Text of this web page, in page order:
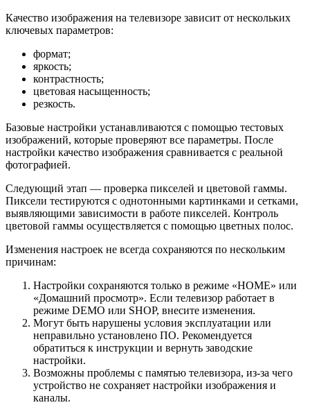
Качество изображения на телевизоре зависит от нескольких
ключевых параметров:
формат;
яркость;
контрастность;
цветовая насыщенность;
резкость.
Базовые настройки устанавливаются с помощью тестовых
изображений, которые проверяют все параметры. После
настройки качество изображения сравнивается с реальной
фотографией.
Следующий этап — проверка пикселей и цветовой гаммы.
Пиксели тестируются с однотонными картинками и сетками,
выявляющими зависимости в работе пикселей. Контроль
цветовой гаммы осуществляется с помощью цветных полос.
Изменения настроек не всегда сохраняются по нескольким
причинам:
Настройки сохраняются только в режиме «HOME» или
«Домашний просмотр». Если телевизор работает в
режиме DEMO или SHOP, внесите изменения.
Могут быть нарушены условия эксплуатации или
неправильно установлено ПО. Рекомендуется
обратиться к инструкции и вернуть заводские
настройки.
Возможны проблемы с памятью телевизора, из-за чего
устройство не сохраняет настройки изображения и
каналы.